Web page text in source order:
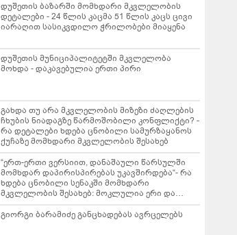
დუშეთის ბაზარში მომხდარი მკვლელობის
დეტალები - 24 წლის კაცმა 51 წლის კაცს ცივი
იარაღით სასიკვდილო ჭრილობები მიაყენა
დუშეთის მუნიციპალიტეტში მკვლელობა
მოხდა - დაკავებულია ერთი პირი
გახდა თუ არა მკვლელობის მიზეზი ძაღლების
ჩხუბის ნიადაგზე წარმოშობილი კონფლიქტი? -
რა დეტალები ხდება ცნობილი სამურზაყანოს
ქუჩაზე მომხდარი მკვლელობის შესახებ
“ერთ-ერთი ვერსიით, დანაშაული წარსულში
მომხდარ დაპირისპირებას უკავშირდება“- რა
ხდება ცნობილი სენაკში მომხდარი
მკვლელობის შესახებ: მოკლულია ერი და
დაჭრილია 3 ადამიანი
გიორგი ბარამიძე განცხადებას ავრცელებს